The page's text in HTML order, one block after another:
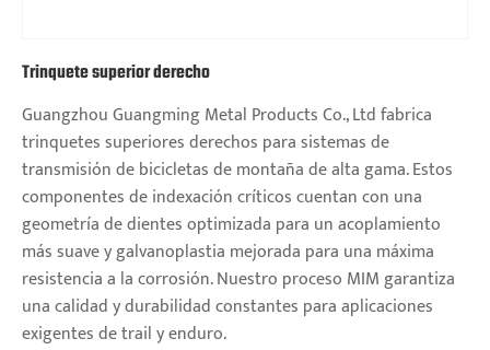
Trinquete superior derecho
Guangzhou Guangming Metal Products Co., Ltd fabrica
trinquetes superiores derechos para sistemas de
transmisión de bicicletas de montaña de alta gama. Estos
componentes de indexación críticos cuentan con una
geometría de dientes optimizada para un acoplamiento
más suave y galvanoplastia mejorada para una máxima
resistencia a la corrosión. Nuestro proceso MIM garantiza
una calidad y durabilidad constantes para aplicaciones
exigentes de trail y enduro.